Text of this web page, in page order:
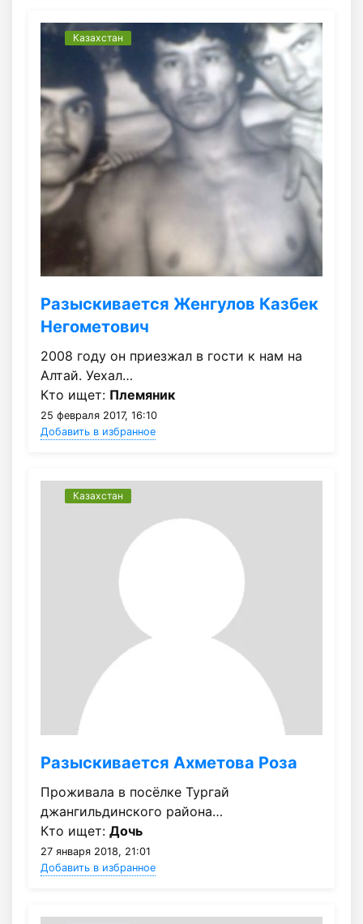
Казахстан
Разыскивается Женгулов Казбек
Негометович
2008 году он приезжал в гости к нам на
Алтай. Уехал…
Кто ищет: Племяник
25 февраля 2017, 16:10
Добавить в избранное
Казахстан
Разыскивается Ахметова Роза
Проживала в посёлке Тургай
джангильдинского района…
Кто ищет: Дочь
27 января 2018, 21:01
Добавить в избранное